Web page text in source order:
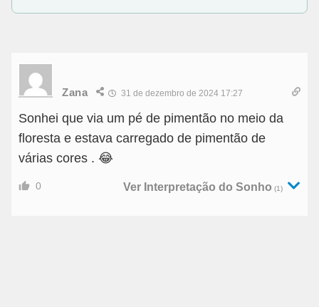
Zana 31 de dezembro de 2024 17:27
Sonhei que via um pé de pimentão no meio da
floresta e estava carregado de pimentão de
várias cores . 😂
0 Ver Interpretação do Sonho (1)